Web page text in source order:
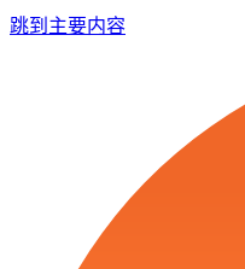
跳到主要内容